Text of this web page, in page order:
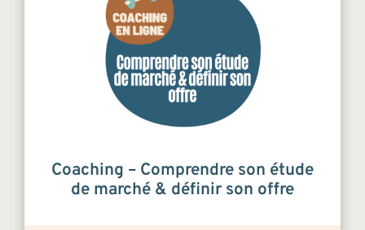
Coaching – Comprendre son étude
de marché & définir son offre